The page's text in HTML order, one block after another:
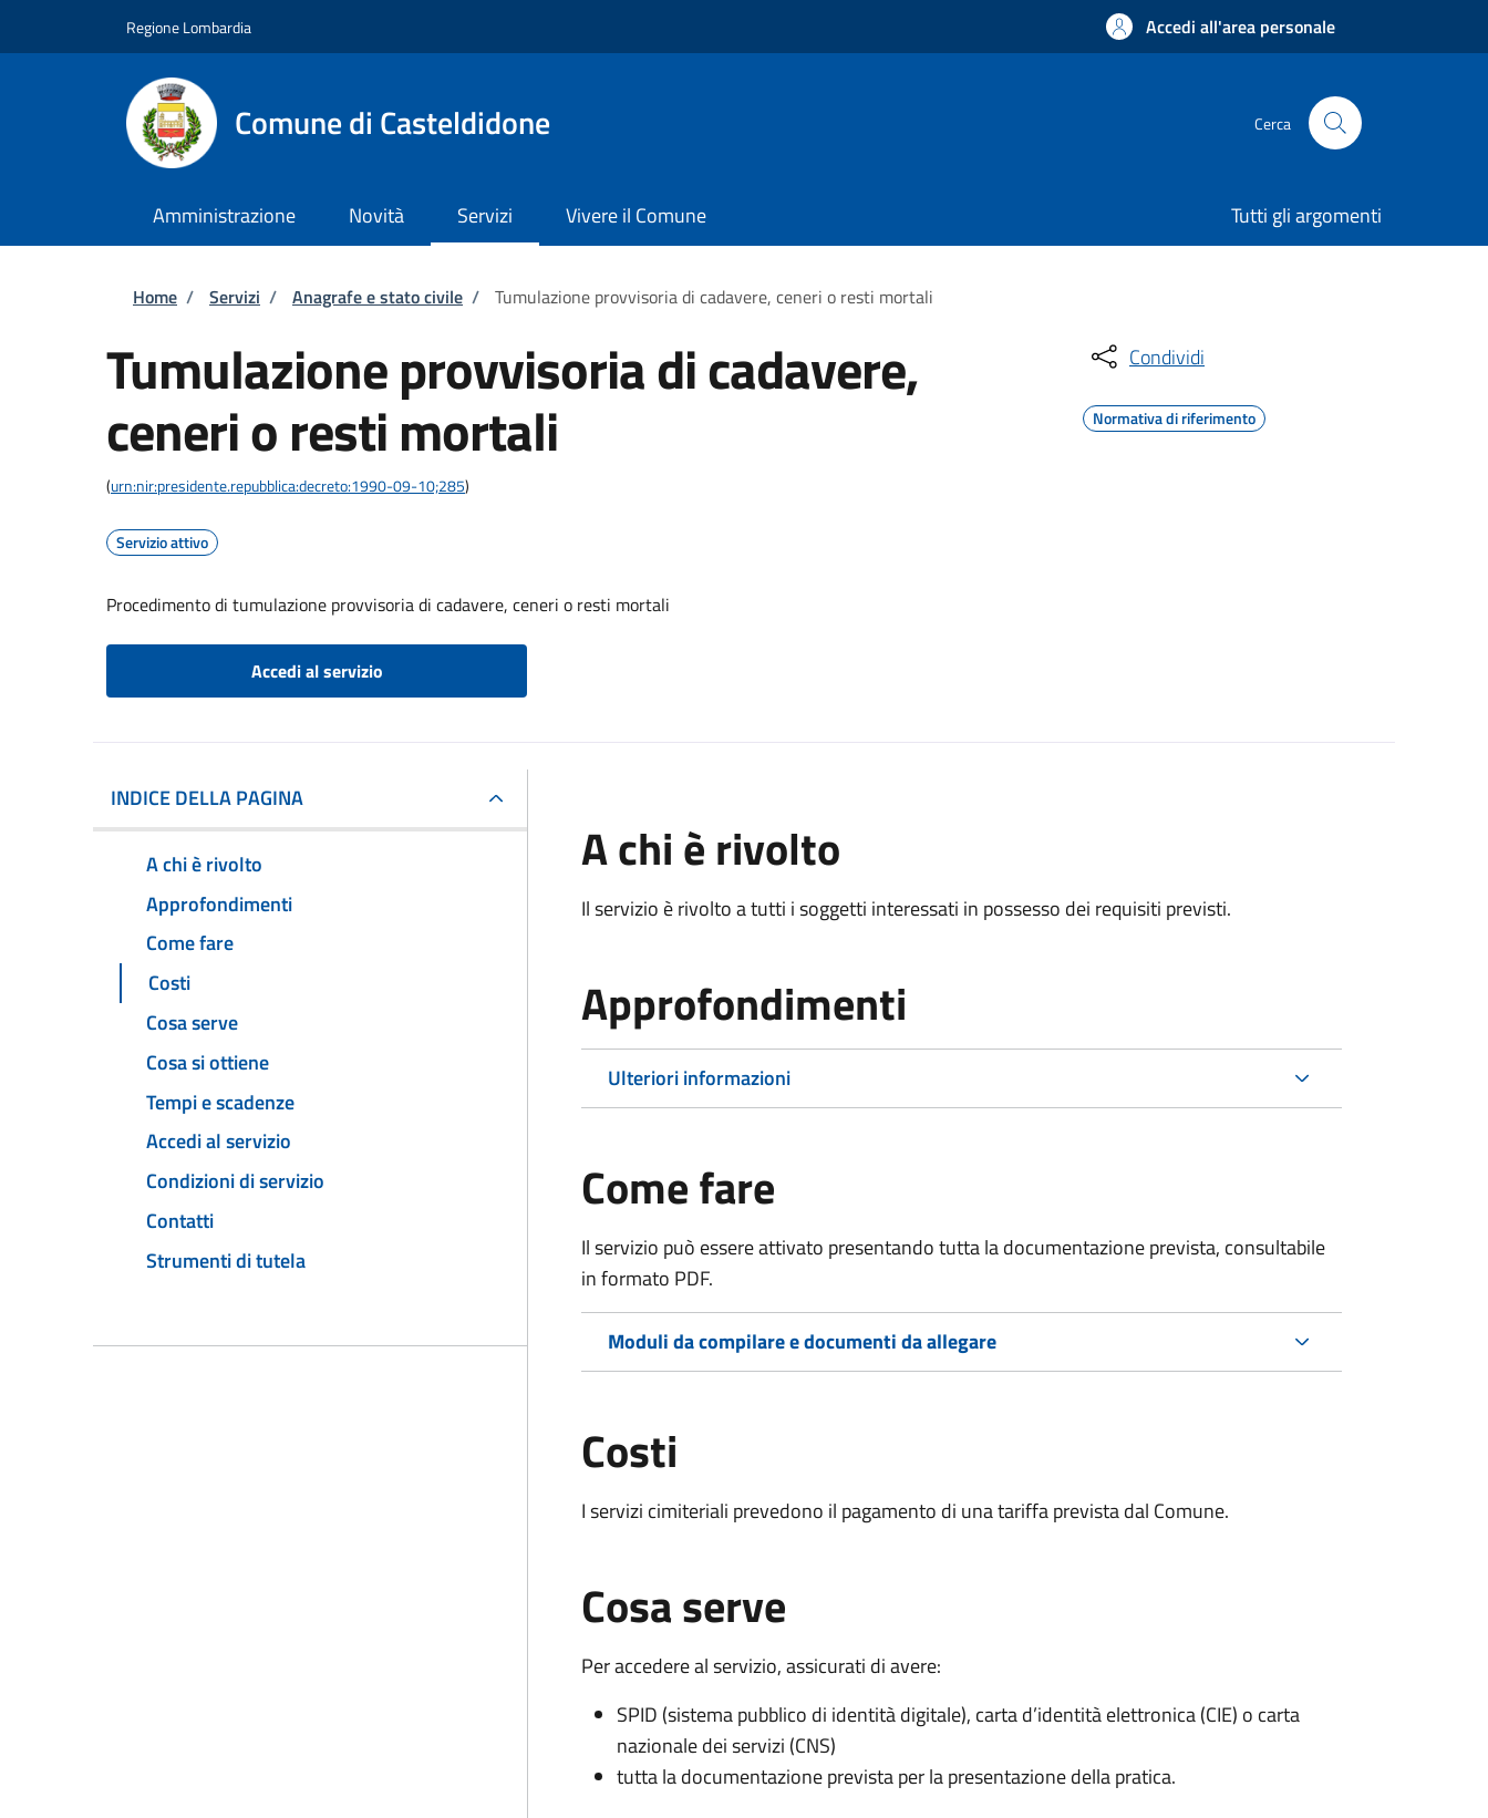
Regione Lombardia Accedi all'area personale
Comune di Casteldidone Cerca
Amministrazione Novità Servizi Vivere il Comune Tutti gli argomenti
Briciole di pane
Home / Servizi / Anagrafe e stato civile / Tumulazione provvisoria di cadavere, ceneri o resti mortali
Tumulazione provvisoria di cadavere,
ceneri o resti mortali
(urn:nir:presidente.repubblica:decreto:1990-09-10;285)
Servizio attivo
Procedimento di tumulazione provvisoria di cadavere, ceneri o resti mortali
Accedi al servizio
Condividi
Normativa di riferimento
INDICE DELLA PAGINA
A chi è rivolto
Approfondimenti
Come fare
Costi
Cosa serve
Cosa si ottiene
Tempi e scadenze
Accedi al servizio
Condizioni di servizio
Contatti
Strumenti di tutela
A chi è rivolto
Il servizio è rivolto a tutti i soggetti interessati in possesso dei requisiti previsti.
Approfondimenti
Ulteriori informazioni
Come fare
Il servizio può essere attivato presentando tutta la documentazione prevista, consultabile
in formato PDF.
Moduli da compilare e documenti da allegare
Costi
I servizi cimiteriali prevedono il pagamento di una tariffa prevista dal Comune.
Cosa serve
Per accedere al servizio, assicurati di avere:
SPID (sistema pubblico di identità digitale), carta d’identità elettronica (CIE) o carta
nazionale dei servizi (CNS)
tutta la documentazione prevista per la presentazione della pratica.